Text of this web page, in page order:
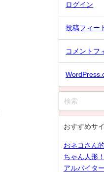
ログイン
投稿フィー
コメントフ
おすすめサ
おネコさん
ちゃん人形
アルバイタ